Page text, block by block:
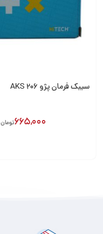
سیبک فرمان پژو 206 AKS
665,000تومان